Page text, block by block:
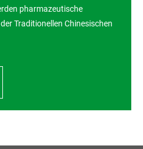
pharmazeutische
Traditionellen Chinesischen